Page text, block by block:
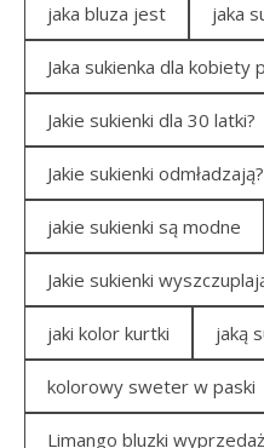
jaka bluza jest jaka
Jaka sukienka dla kobiety
Jakie sukienki dla 30 latki?
Jakie sukienki odmładzają?
jakie sukienki są modne
Jakie sukienki
jaki kolor kurtki jaką
kolorowy sweter w paski
Limango bluzki wyprzedaż